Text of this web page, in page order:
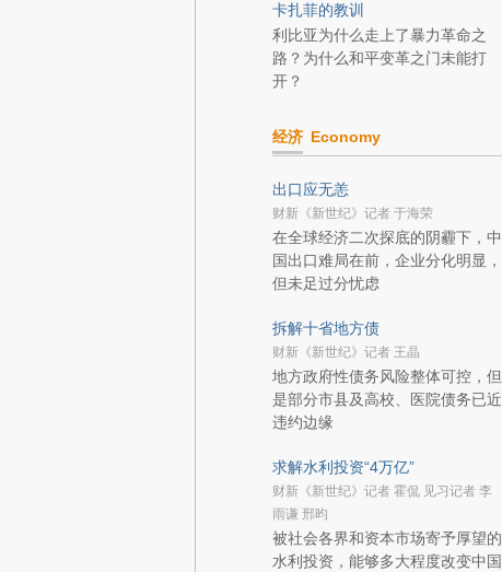
卡扎菲的教训
利比亚为什么走上了暴力革命之
路？为什么和平变革之门未能打
开？
经济 Economy
出口应无恙
财新《新世纪》记者 于海荣
在全球经济二次探底的阴霾下，中
国出口难局在前，企业分化明显，
但未足过分忧虑
拆解十省地方债
财新《新世纪》记者 王晶
地方政府性债务风险整体可控，但
是部分市县及高校、医院债务已近
违约边缘
求解水利投资“4万亿”
财新《新世纪》记者 霍侃 见习记者 李
雨谦 邢昀
被社会各界和资本市场寄予厚望的
水利投资，能够多大程度改变中国